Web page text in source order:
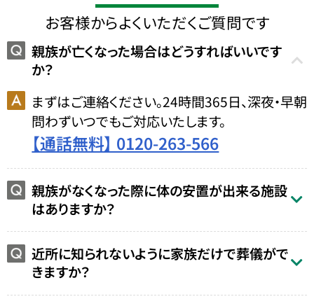
お客様からよくいただくご質問です
親族が亡くなった場合はどうすればいいです
か？
まずはご連絡ください。24時間365日、深夜・早朝
問わずいつでもご対応いたします。
【通話無料】 0120-263-566
親族がなくなった際に体の安置が出来る施設
はありますか？
近所に知られないように家族だけで葬儀がで
きますか？